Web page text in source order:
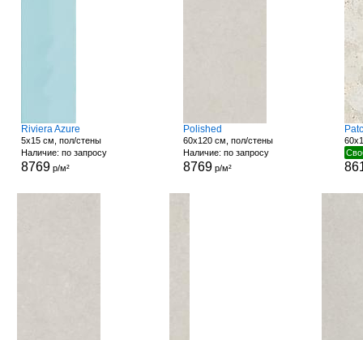
Riviera Azure
5x15 см, пол/стены
Наличие: по запросу
8769 р/м²
Polished
60x120 см, пол/стены
Наличие: по запросу
8769р/м²